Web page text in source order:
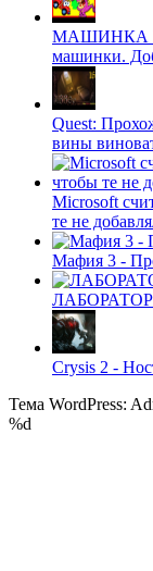
МАШИНКА
машинки.
Quest:
вины
Microsoft
те не
Мафия 3 -
Crysis 2 -
Тема WordPress:
%d